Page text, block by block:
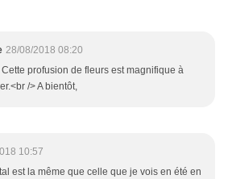
28/08/2018 08:20
Cette profusion de fleurs est magnifique à
/> A bientôt,
10:57
est la même que celle que je vois en été en